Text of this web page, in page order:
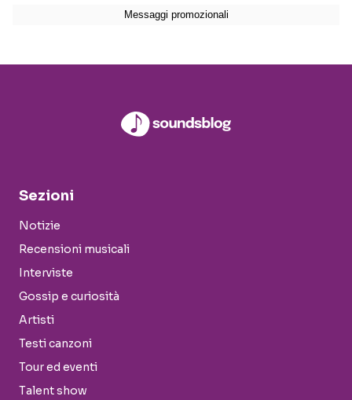
Sezioni
Notizie
Recensioni musicali
Interviste
Gossip e curiosità
Artisti
Testi canzoni
Tour ed eventi
Talent show